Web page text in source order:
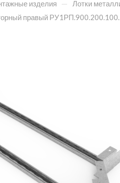
изделия — Лотки
правый